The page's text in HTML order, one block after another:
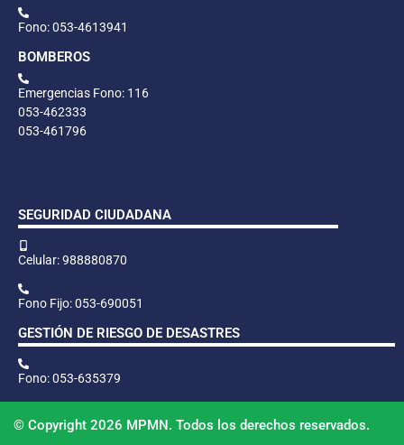
Fono: 053-4613941
BOMBEROS
Emergencias Fono: 116
053-462333
053-461796
SEGURIDAD CIUDADANA
Celular: 988880870
Fono Fijo: 053-690051
GESTIÓN DE RIESGO DE DESASTRES
Fono: 053-635379
© Copyright 2026 MPMN. Todos los derechos reservados.